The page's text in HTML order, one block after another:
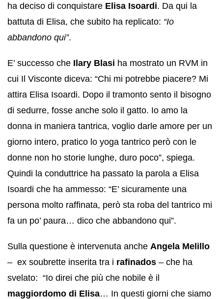
ha deciso di conquistare Elisa Isoardi. Da qui la
battuta di Elisa, che subito ha replicato: “Io
abbandono qui”.
E’ successo che Ilary Blasi ha mostrato un RVM in
cui Il Visconte diceva: “Chi mi potrebbe piacere? Mi
attira Elisa Isoardi. Dopo il tramonto sento il bisogno
di sedurre, fosse anche solo il gatto. Io amo la
donna in maniera tantrica, voglio darle amore per un
giorno intero, pratico lo yoga tantrico però con le
donne non ho storie lunghe, duro poco”, spiega.
Quindi la conduttrice ha passato la parola a Elisa
Isoardi che ha ammesso: “E’ sicuramente una
persona molto raffinata, però sta roba del tantrico mi
fa un po’ paura… dico che abbandono qui”.
Sulla questione è intervenuta anche Angela Melillo
– ex soubrette inserita tra i rafinados – che ha
svelato: “Io direi che più che nobile è il
maggiordomo di Elisa… In questi giorni che siamo